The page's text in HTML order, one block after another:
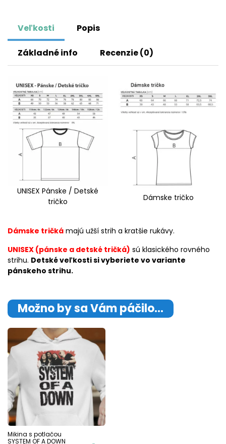
Veľkosti Popis
Základné info Recenzie (0)
UNISEX Pánske / Detské
tričko
Dámske tričko
Dámske tričká majú užší strih a kratšie rukávy.
UNISEX (pánske a detské tričká) sú klasického rovného
strihu. Detské veľkosti si vyberiete vo variante
pánskeho strihu.
Možno by sa Vám páčilo…
Mikina s potlačou
SYSTEM OF A DOWN